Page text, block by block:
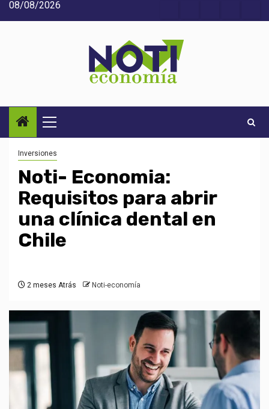
Saltar
al
08/08/2026
Noti-
economía
Menú
principal
Inversiones
Noti- Economia:
Requisitos para abrir
una clínica dental en
Chile
2 meses Atrás Noti-economía